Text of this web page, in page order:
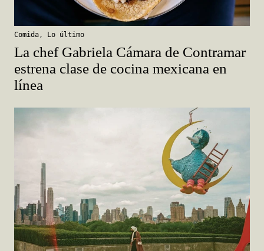
Comida , Lo último
La chef Gabriela Cámara de Contramar
estrena clase de cocina mexicana en
línea